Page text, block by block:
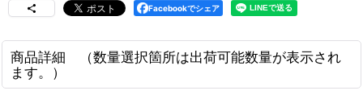
Facebookでシェア
商品詳細 （数量選択箇所は出荷可能数量が表示され
ます。）